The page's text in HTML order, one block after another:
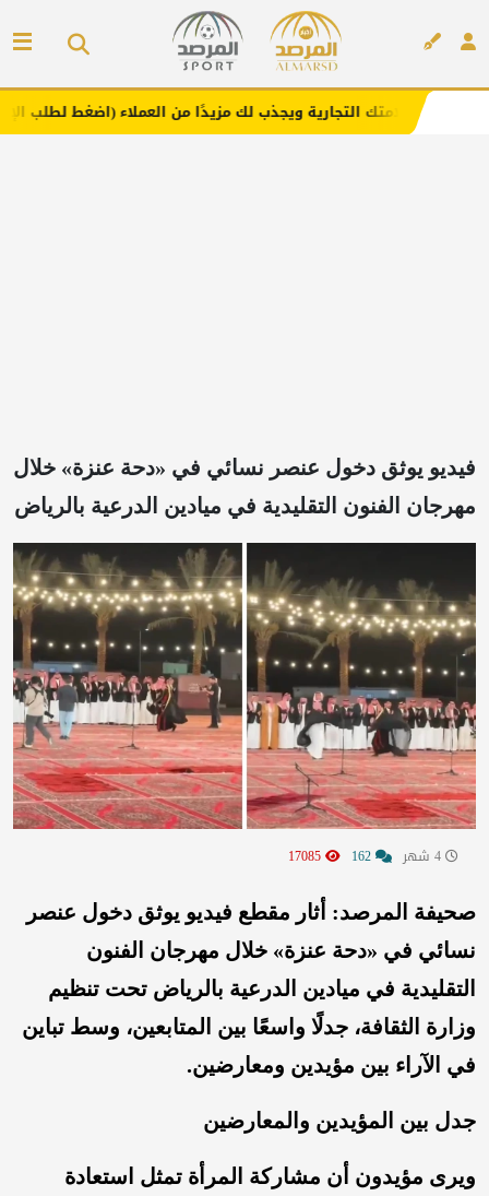
ويجذب لك مزيدًا من العملاء (اضغط لطلب الإعلان)
فيديو يوثق دخول عنصر نسائي في «دحة عنزة» خلال
مهرجان الفنون التقليدية في ميادين الدرعية بالرياض
صحيفة المرصد: أثار مقطع فيديو يوثق دخول عنصر
نسائي في «دحة عنزة» خلال مهرجان الفنون
التقليدية في ميادين الدرعية بالرياض تحت تنظيم
وزارة الثقافة، جدلًا واسعًا بين المتابعين، وسط تباين
في الآراء بين مؤيدين ومعارضين.
جدل بين المؤيدين والمعارضين
ويرى مؤيدون أن مشاركة المرأة تمثل استعادة